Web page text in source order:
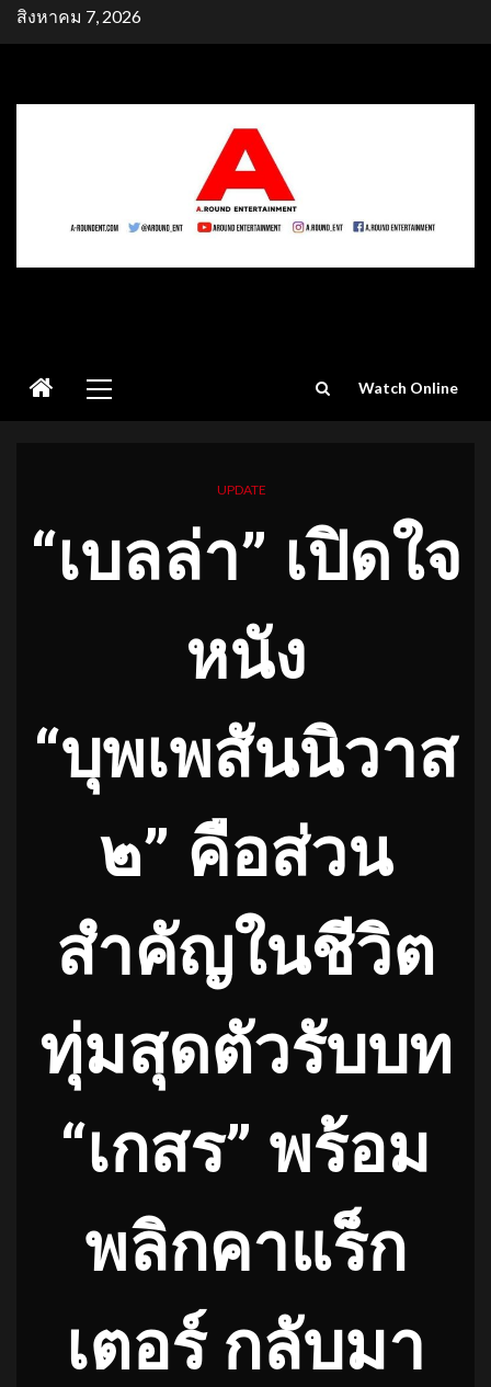
Skipสิงหาคม 7, 2026
Menu
Watch Online
UPDATE
“เบลล่า” เปิดใจ
หนัง
“บุพเพสันนิวาส
๒” คือส่วน
สำคัญในชีวิต
ทุ่มสุดตัวรับบท
“เกสร” พร้อม
พลิกคาแร็ก
เตอร์ กลับมา